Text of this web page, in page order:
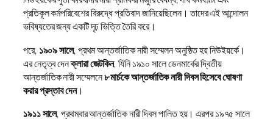
প্রতিকূল কর্মপরিবেশের বিরুদ্ধে প্রতিবাদ জানিয়েছিলেন। তাদের এই আন্দোলন
ভবিষ্যতের জন্য একটি দৃঢ় ভিত্তি তৈরি করে।
পরে, ১৯০৯ সালে, প্রথম আন্তর্জাতিক নারী সম্মেলন অনুষ্ঠিত হয় নিউইয়র্কে।
এর নেতৃত্ব দেনক্লারা জেটকিন, যিনি ১৯১০ সালে ডেনমার্কের দ্বিতীয়
আন্তর্জাতিক নারী সম্মেলনে৮ মার্চকে আন্তর্জাতিক নারী দিবস হিসেবে ঘোষণা
করার প্রস্তাব দেন।
১৯১১ সালে, প্রথমবার আন্তর্জাতিক নারী দিবস পালিত হয়। এরপর ১৯৭৫ সালে